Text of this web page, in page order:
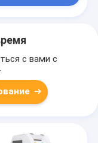
с вами с